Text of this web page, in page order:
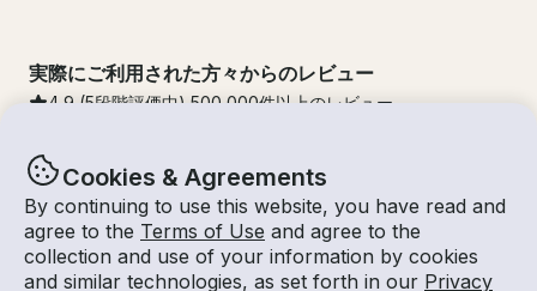
Cookies & Agreements
By continuing to use this website, you have read and
agree to the Terms of Use and agree to the
collection and use of your information by cookies
and similar technologies, as set forth in our Privacy
実際にご利用された方々からのレビュー
4.9 (5段階評価中) 500,000件以上のレビュー